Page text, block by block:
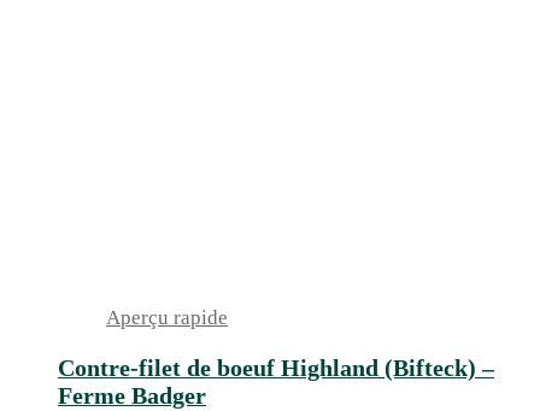
Aperçu rapide
Contre-filet de boeuf Highland (Bifteck) –
Ferme Badger